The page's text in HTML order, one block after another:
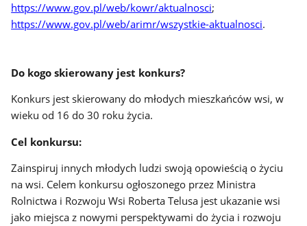
https://www.gov.pl/web/kowr/aktualnosci;
https://www.gov.pl/web/arimr/wszystkie-aktualnosci.
Do kogo skierowany jest konkurs?
Konkurs jest skierowany do młodych mieszkańców wsi, w
wieku od 16 do 30 roku życia.
Cel konkursu:
Zainspiruj innych młodych ludzi swoją opowieścią o życiu
na wsi. Celem konkursu ogłoszonego przez Ministra
Rolnictwa i Rozwoju Wsi Roberta Telusa jest ukazanie wsi
jako miejsca z nowymi perspektywami do życia i rozwoju